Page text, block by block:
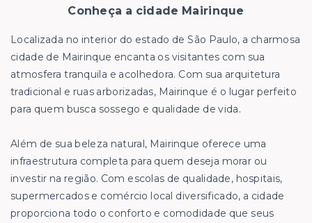
Conheça a cidade Mairinque
Localizada no interior do estado de São Paulo, a charmosa
cidade de Mairinque encanta os visitantes com sua
atmosfera tranquila e acolhedora. Com sua arquitetura
tradicional e ruas arborizadas, Mairinque é o lugar perfeito
para quem busca sossego e qualidade de vida.
Além de sua beleza natural, Mairinque oferece uma
infraestrutura completa para quem deseja morar ou
investir na região. Com escolas de qualidade, hospitais,
supermercados e comércio local diversificado, a cidade
proporciona todo o conforto e comodidade que seus